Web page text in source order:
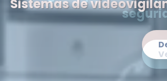
Sistemas de